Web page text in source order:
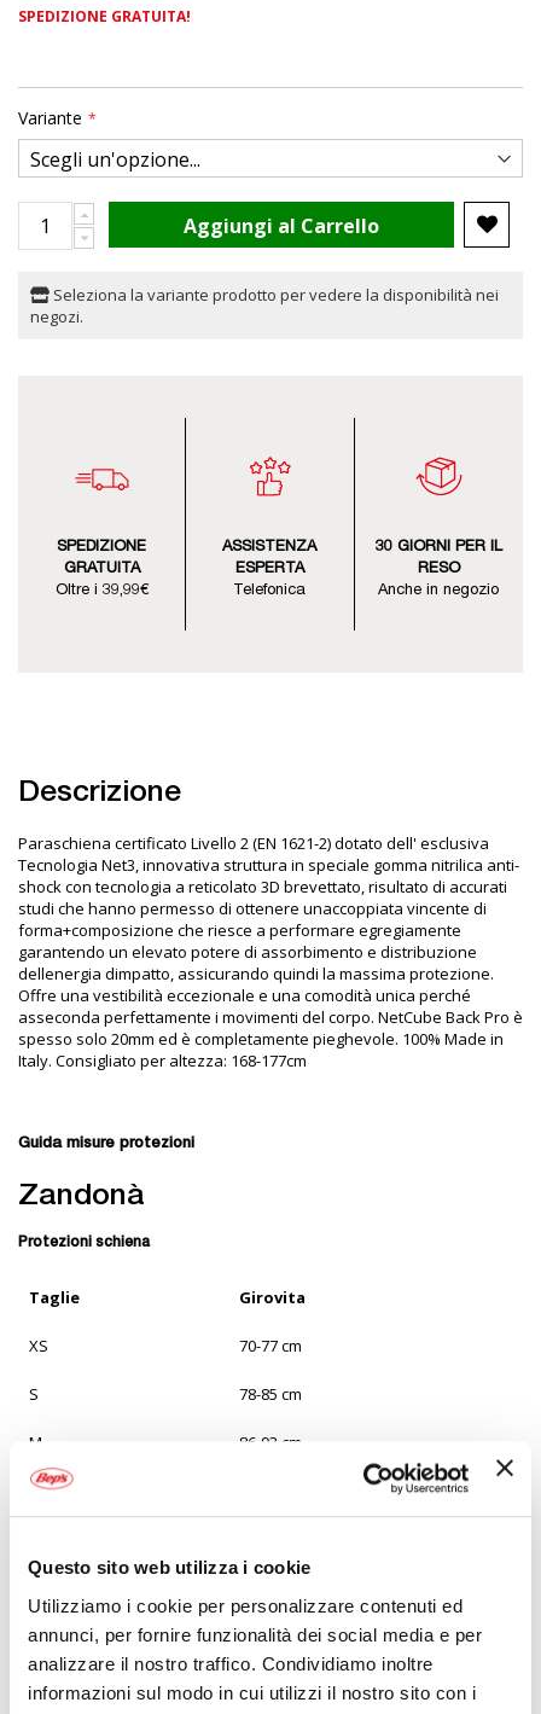
Questo sito web utilizza i cookie
Utilizziamo i cookie per personalizzare contenuti ed
annunci, per fornire funzionalità dei social media e per
analizzare il nostro traffico. Condividiamo inoltre
informazioni sul modo in cui utilizzi il nostro sito con i
SPEDIZIONE GRATUITA!
Variante
Aggiungi al Carrello
Seleziona la variante prodotto per vedere la disponibilità nei
negozi.
SPEDIZIONE
GRATUITA
Oltre i 39,99€
ASSISTENZA
ESPERTA
Telefonica
30 GIORNI PER IL
RESO
Anche in negozio
Descrizione
Paraschiena certificato Livello 2 (EN 1621-2) dotato dell' esclusiva
Tecnologia Net3, innovativa struttura in speciale gomma nitrilica anti-
shock con tecnologia a reticolato 3D brevettato, risultato di accurati
studi che hanno permesso di ottenere unaccoppiata vincente di
forma+composizione che riesce a performare egregiamente
garantendo un elevato potere di assorbimento e distribuzione
dellenergia dimpatto, assicurando quindi la massima protezione.
Offre una vestibilità eccezionale e una comodità unica perché
asseconda perfettamente i movimenti del corpo. NetCube Back Pro è
spesso solo 20mm ed è completamente pieghevole. 100% Made in
Italy. Consigliato per altezza: 168-177cm
Guida misure protezioni
Zandonà
Protezioni schiena
Taglie Girovita
XS 70-77 cm
S 78-85 cm
M 86-93 cm
L
Le informazioni sulle dimensioni sono fornite dal produttore e
non garantiscono una perfetta vestibilità.
Come misurare